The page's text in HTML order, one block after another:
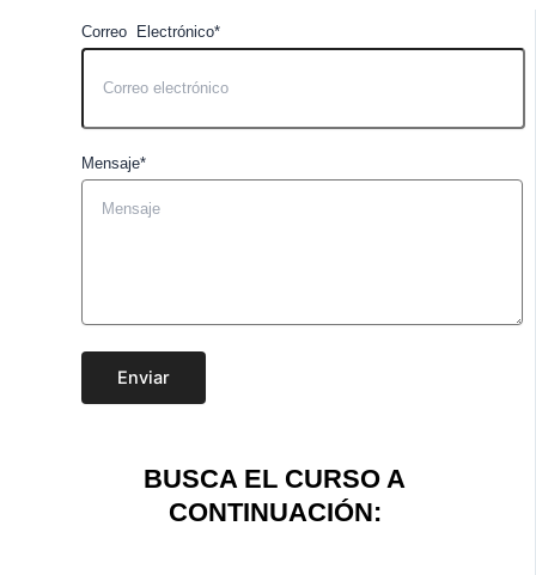
Correo Electrónico*
Mensaje*
Enviar
BUSCA EL CURSO A
CONTINUACIÓN: